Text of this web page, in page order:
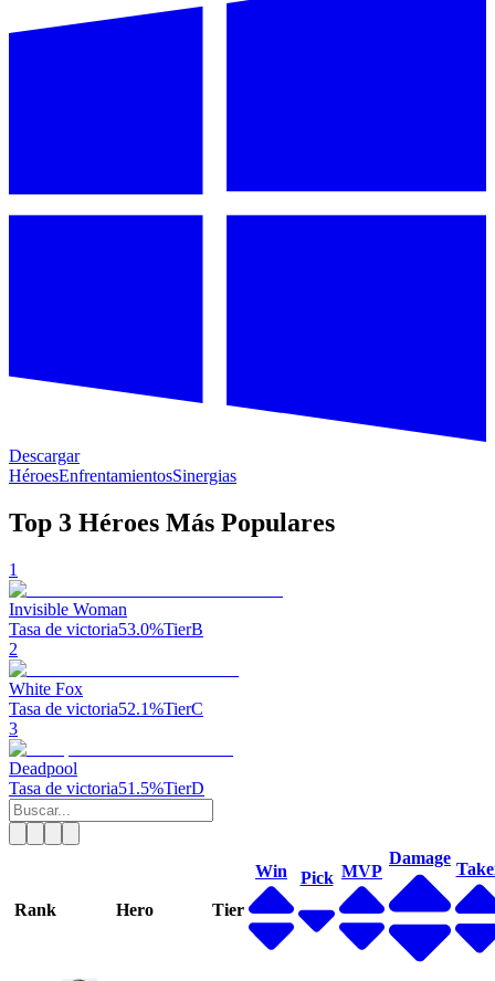
Descargar
HéroesEnfrentamientosSinergias
Top 3 Héroes Más Populares
1
Invisible Woman
Tasa de victoria53.0%TierB
2
White Fox
Tasa de victoria52.1%TierC
3
Deadpool
Tasa de victoria51.5%TierD
Rank Hero Tier
Win Pick MVP
Damage